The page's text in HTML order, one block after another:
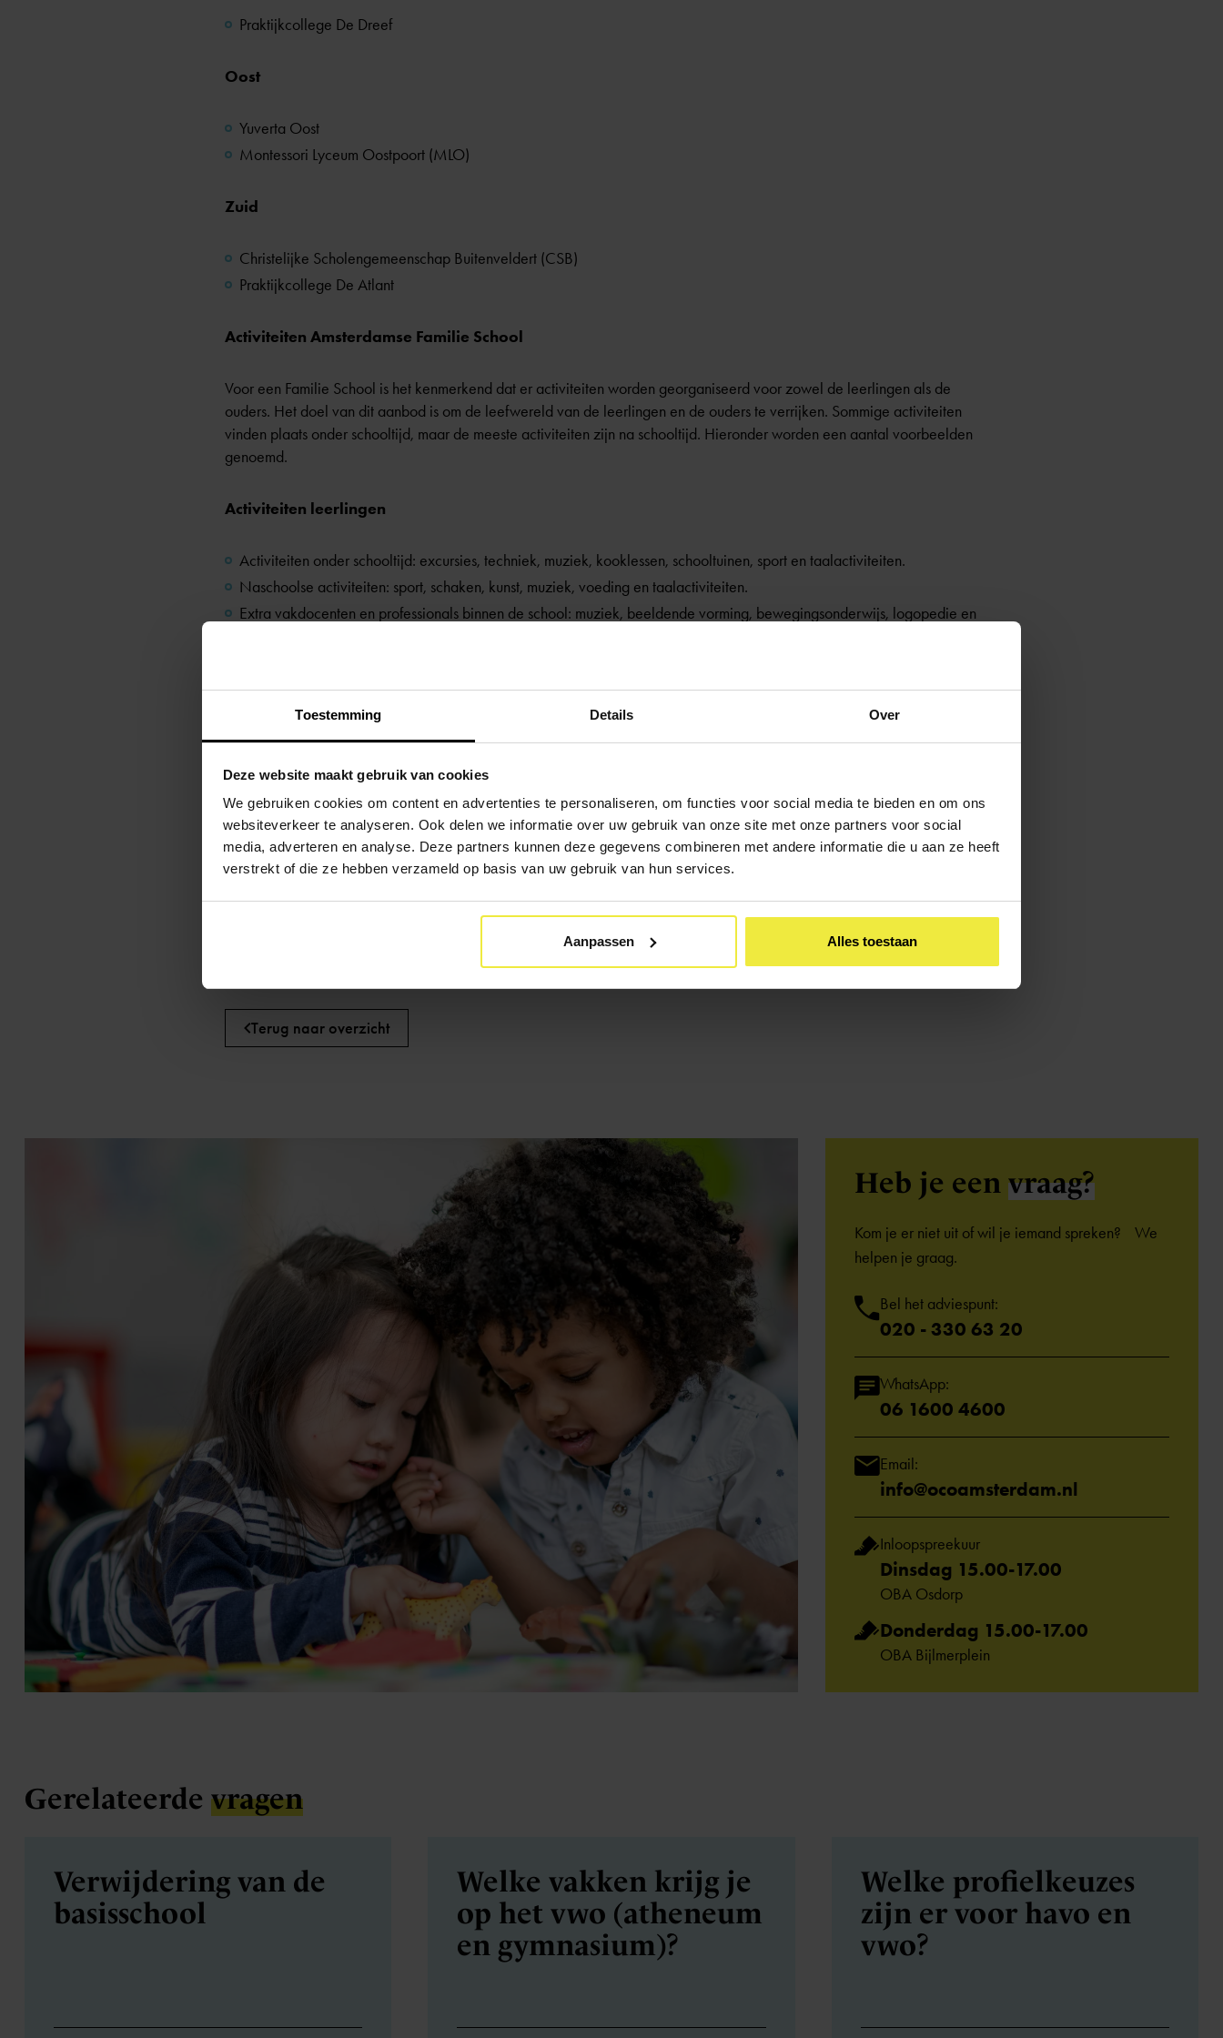
Toestemming Details Over
Deze website maakt gebruik van cookies
We gebruiken cookies om content en advertenties te personaliseren, om functies voor social media te bieden en om ons
websiteverkeer te analyseren. Ook delen we informatie over uw gebruik van onze site met onze partners voor social
media, adverteren en analyse. Deze partners kunnen deze gegevens combineren met andere informatie die u aan ze heeft
verstrekt of die ze hebben verzameld op basis van uw gebruik van hun services.
Aanpassen Alles toestaan
Praktijkcollege De Dreef
Oost
Yuverta Oost
Montessori Lyceum Oostpoort (MLO)
Zuid
Christelijke Scholengemeenschap Buitenveldert (CSB)
Praktijkcollege De Atlant
Activiteiten Amsterdamse Familie School
Voor een Familie School is het kenmerkend dat er activiteiten worden georganiseerd voor zowel de leerlingen als de
ouders. Het doel van dit aanbod is om de leefwereld van de leerlingen en de ouders te verrijken. Sommige activiteiten
vinden plaats onder schooltijd, maar de meeste activiteiten zijn na schooltijd. Hieronder worden een aantal voorbeelden
genoemd.
Activiteiten leerlingen
Activiteiten onder schooltijd: excursies, techniek, muziek, kooklessen, schooltuinen, sport en taalactiviteiten.
Naschoolse activiteiten: sport, schaken, kunst, muziek, voeding en taalactiviteiten.
Extra vakdocenten en professionals binnen de school: muziek, beeldende vorming, bewegingsonderwijs, logopedie en
Extra begeleiding: begeleiding in de klas, bijlessen, huiswerkbegeleiding en mentoraat.
Activiteiten ouders
Ouderbijeenkomsten: koffieochtenden, spelletjesmiddagen, sportlessen, samen koken en eten.
Cursussen en voorlichting: taalcursus, digitale vaardigheden, opvoeding, energie en stadspas.
Maaltijden: ontbijt en/of lunch op school voor en door ouders.
Loopbaanbegeleiding: coaching en bezoeken aan bedrijven.
Toeleiding naar zorg: ouders beter in beeld en toeleiden naar zorg en ondersteuning.
Terug naar overzicht
Heb je een vraag?
Kom je er niet uit of wil je iemand spreken? We
helpen je graag.
Bel het adviespunt:
020 - 330 63 20
WhatsApp:
06 1600 4600
Email:
info@ocoamsterdam.nl
Inloopspreekuur
Dinsdag 15.00-17.00
OBA Osdorp
Donderdag 15.00-17.00
OBA Bijlmerplein
Gerelateerde vragen
Verwijdering van de
basisschool
Welke vakken krijg je
op het vwo (atheneum
en gymnasium)?
Welke profiel­keuzes
zijn er voor havo en
vwo?